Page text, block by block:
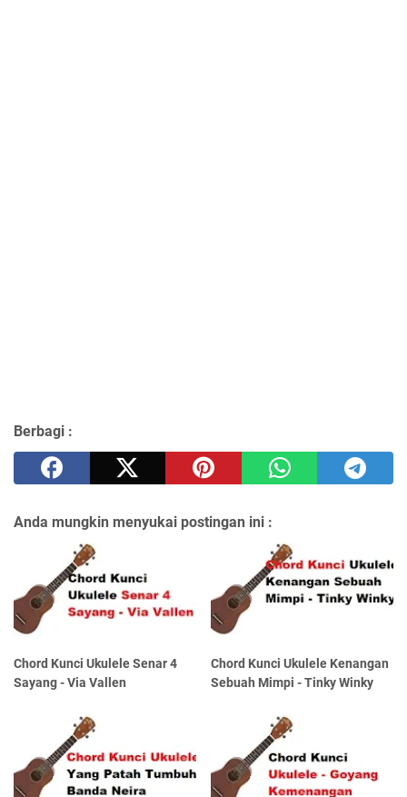
Berbagi :
Anda mungkin menyukai postingan ini :
Chord Kunci Ukulele Senar 4
Sayang - Via Vallen
Chord Kunci Ukulele Kenangan
Sebuah Mimpi - Tinky Winky